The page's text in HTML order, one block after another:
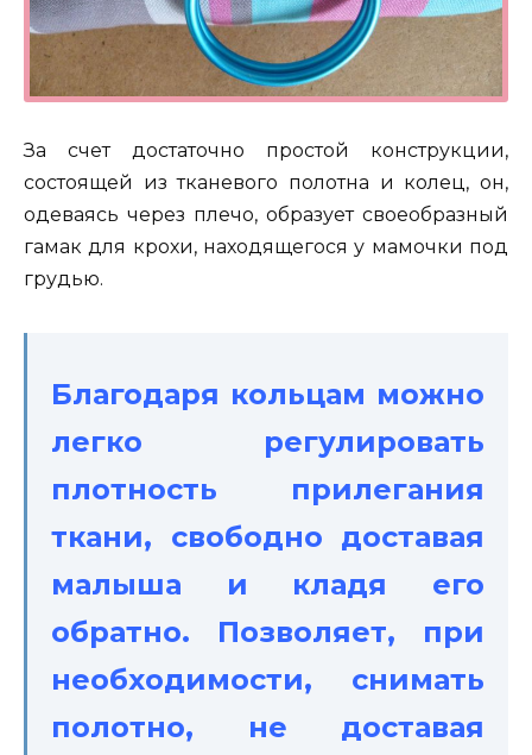
За счет достаточно простой конструкции,
состоящей из тканевого полотна и колец, он,
одеваясь через плечо, образует своеобразный
гамак для крохи, находящегося у мамочки под
грудью.
Благодаря кольцам можно
легко регулировать
плотность прилегания
ткани, свободно доставая
малыша и кладя его
обратно. Позволяет, при
необходимости, снимать
полотно, не доставая